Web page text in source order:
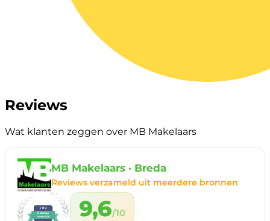
Reviews
Wat klanten zeggen over MB Makelaars